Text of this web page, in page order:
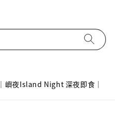
｜嶼夜Island Night 深夜即食｜